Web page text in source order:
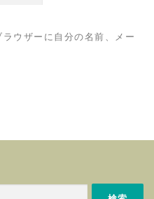
ウザーに自分の名前、メー